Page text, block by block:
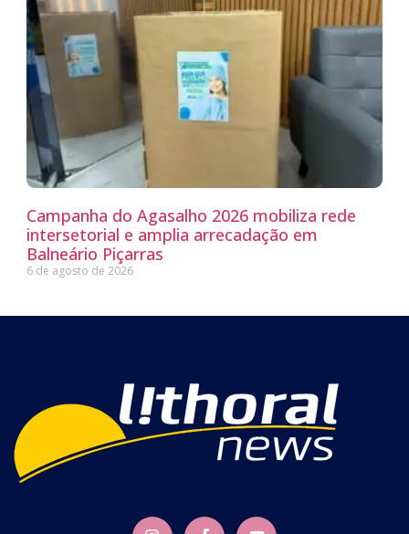
Campanha do Agasalho 2026 mobiliza rede
intersetorial e amplia arrecadação em
Balneário Piçarras
6 de agosto de 2026